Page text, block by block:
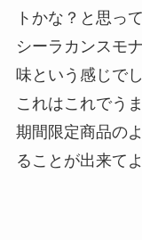
トかな？と思っ
シーラカンスモ
味という感じでし
これはこれでう
期間限定商品の
ることが出来て